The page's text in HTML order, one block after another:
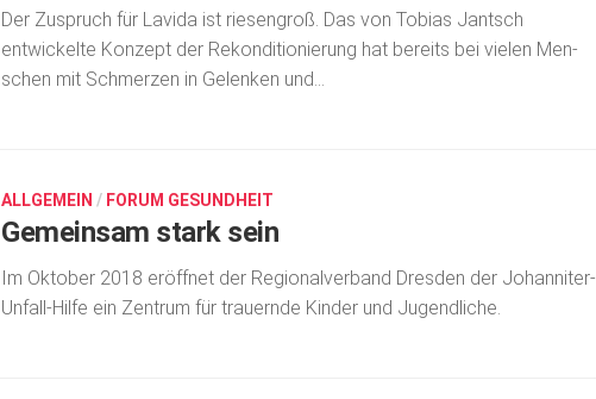
Der Zuspruch für Lavida ist riesengroß. Das von Tobias Jantsch
entwickelte Kon­­zept der Rekon­ditio­­nie­rung hat be­­reits bei vielen Men­
schen mit Schmerzen in Ge­lenken und...
ALLGEMEIN / FORUM GESUNDHEIT
Gemeinsam stark sein
Im Oktober 2018 eröffnet der Regionalverband Dresden der Johanniter-
Unfall-Hilfe ein Zentrum für trauernde Kinder und Jugendliche.